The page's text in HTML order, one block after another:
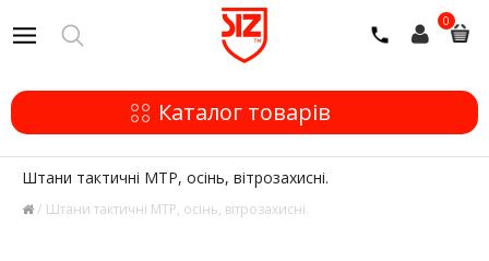
0
Каталог товарів
Штани тактичні МТР, осінь, вітрозахисні.
Штани тактичні МТР, осінь, вітрозахисні.